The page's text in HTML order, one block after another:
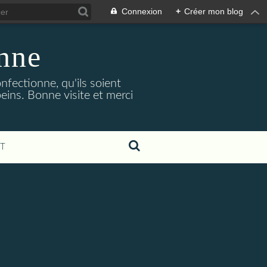
Connexion + Créer mon blog
qu'ils soient
Bonne visite et merci